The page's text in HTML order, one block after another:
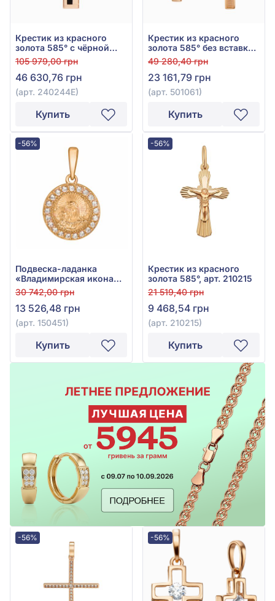
Крестик из красного
золота 585° с чёрной
эмалью, арт. 240244Е
105 979,00 грн
46 630,76 грн
(арт. 240244Е)
Купить
Крестик из красного
золота 585° без вставки,
арт. 501061
49 280,40 грн
23 161,79 грн
(арт. 501061)
Купить
-56%
Подвеска-ладанка
«Владимирская икона
Божией Матери» из
красного золота 585° с
фианитом/
куб.цирконием, арт.
150451
30 742,00 грн
13 526,48 грн
(арт. 150451)
Купить
-56%
Крестик из красного
золота 585°, арт. 210215
21 519,40 грн
9 468,54 грн
(арт. 210215)
Купить
-56% -56%